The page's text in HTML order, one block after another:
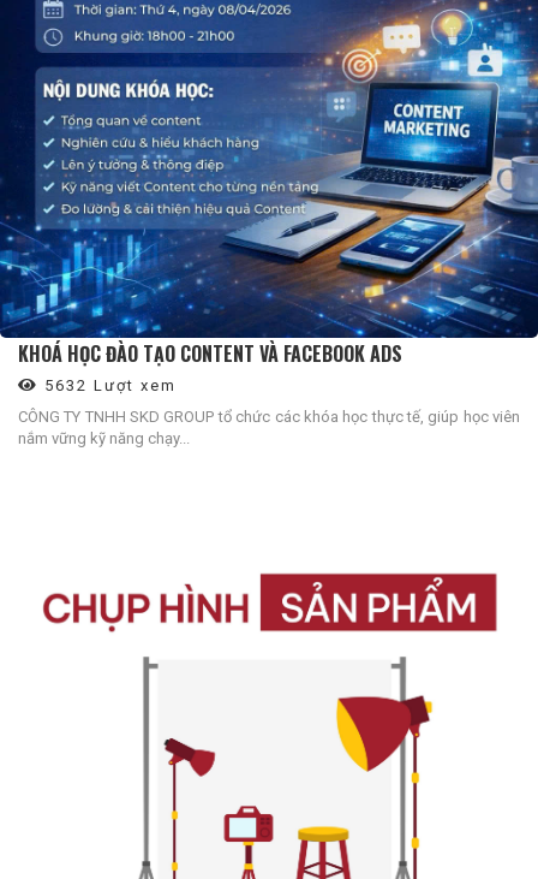
KHOÁ HỌC ĐÀO TẠO CONTENT VÀ FACEBOOK ADS
5632 Lượt xem
CÔNG TY TNHH SKD GROUP tổ chức các khóa học thực tế, giúp học viên
nắm vững kỹ năng chạy...